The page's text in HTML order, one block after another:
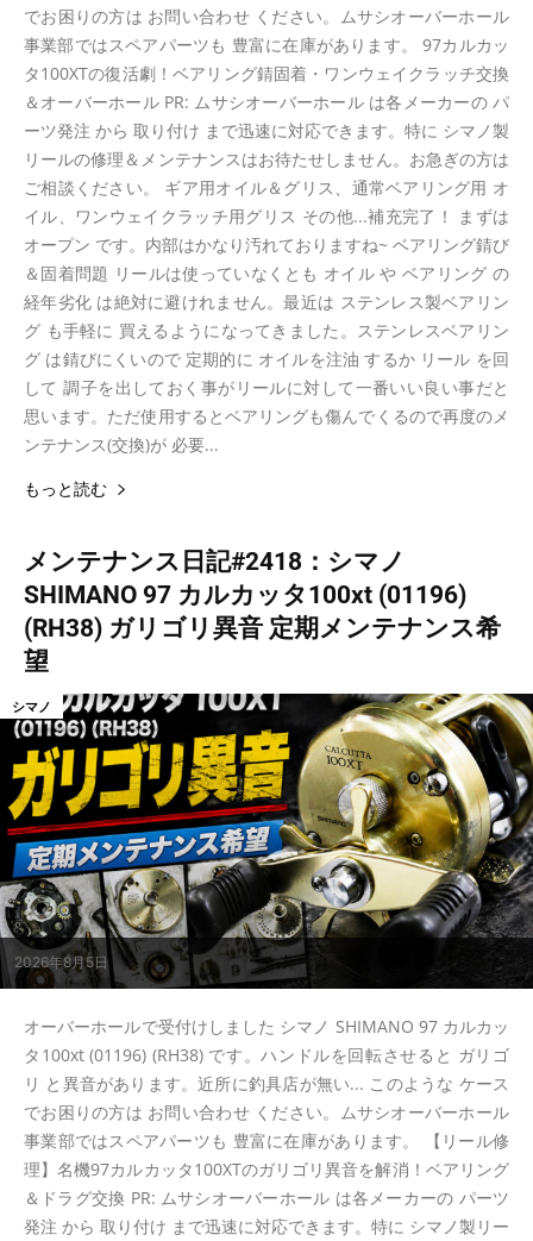
でお困りの方は お問い合わせ ください。ムサシオーバーホール
事業部ではスペアパーツも 豊富に在庫があります。 97カルカッ
タ100XTの復活劇！ベアリング錆固着・ワンウェイクラッチ交換
＆オーバーホール PR: ムサシオーバーホール は各メーカーの パ
ーツ発注 から 取り付け まで迅速に対応できます。特に シマノ製
リールの修理＆メンテナンスはお待たせしません。お急ぎの方は
ご相談ください。 ギア用オイル＆グリス、通常ベアリング用 オ
イル、ワンウェイクラッチ用グリス その他...補充完了！ まずは
オープン です。内部はかなり汚れておりますね~ ベアリング錆び
＆固着問題 リールは使っていなくとも オイル や ベアリング の
経年劣化 は絶対に避けれません。最近は ステンレス製ベアリン
グ も手軽に 買えるようになってきました。ステンレスベアリン
グ は錆びにくいので 定期的に オイルを注油 するか リール を回
して 調子を出しておく事がリールに対して一番いい良い事だと
思います。ただ使用するとベアリングも傷んでくるので再度のメ
ンテナンス(交換)が 必要...
もっと読む
メンテナンス日記#2418：シマノ
SHIMANO 97 カルカッタ100xt (01196)
(RH38) ガリゴリ異音 定期メンテナンス希
望
2026年8月5日
シマノ
オーバーホールで受付けしました シマノ SHIMANO 97 カルカッ
タ100xt (01196) (RH38) です。ハンドルを回転させると ガリゴ
リ と異音があります。近所に釣具店が無い... このような ケース
でお困りの方は お問い合わせ ください。ムサシオーバーホール
事業部ではスペアパーツも 豊富に在庫があります。 【リール修
理】名機97カルカッタ100XTのガリゴリ異音を解消！ベアリング
＆ドラグ交換 PR: ムサシオーバーホール は各メーカーの パーツ
発注 から 取り付け まで迅速に対応できます。特に シマノ製リー